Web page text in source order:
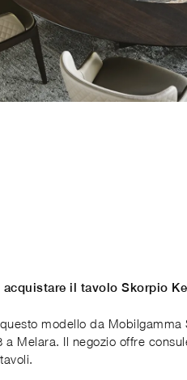
acquistare il tavolo Skorpio
modello da Mobilgamma
a Melara. Il negozio offre